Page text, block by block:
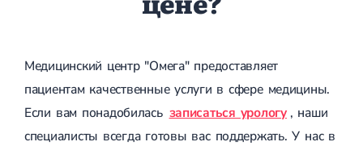
Медицинский центр "Омега" предоставляет
пациентам качественные услуги в сфере медицины.
Если вам понадобилась записаться урологу , наши
специалисты всегда готовы вас поддержать. У нас в